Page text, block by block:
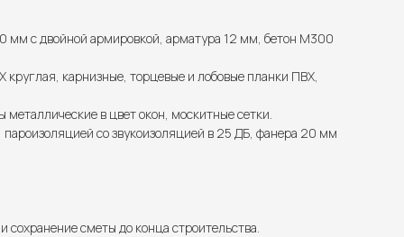
с двойной армировкой, арматура 12 мм, бетон М300
карнизные, торцевые и лобовые планки ПВХ,
в цвет окон, москитные сетки.
со звукоизоляцией в 25 ДБ, фанера 20 мм
сметы до конца строительства.